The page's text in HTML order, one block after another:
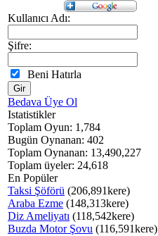
Kullanıcı Adı:
Şifre:
Beni Hatırla
Bedava Üye Ol
Istatistikler
Toplam Oyun: 1,784
Bugün Oynanan: 402
Toplam Oynanan: 13,490,227
Toplam üyeler: 24,618
En Popüler
Taksi Şöförü (206,891kere)
Araba Ezme (148,313kere)
Diz Ameliyatı (118,542kere)
Buzda Motor Şovu (116,591kere)